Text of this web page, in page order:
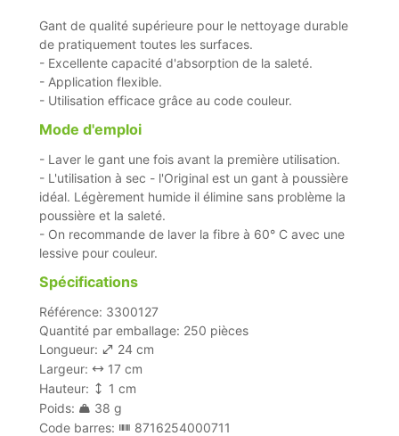
Gant de qualité supérieure pour le nettoyage durable
de pratiquement toutes les surfaces.
- Excellente capacité d'absorption de la saleté.
- Application flexible.
- Utilisation efficace grâce au code couleur.
Mode d'emploi
- Laver le gant une fois avant la première utilisation.
- L'utilisation à sec - l'Original est un gant à poussière
idéal. Légèrement humide il élimine sans problème la
poussière et la saleté.
- On recommande de laver la fibre à 60° C avec une
lessive pour couleur.
Spécifications
Référence: 3300127
Quantité par emballage: 250 pièces
Longueur:
24 cm
Largeur:
17 cm
Hauteur:
1 cm
Poids:
38 g
Code barres:
8716254000711